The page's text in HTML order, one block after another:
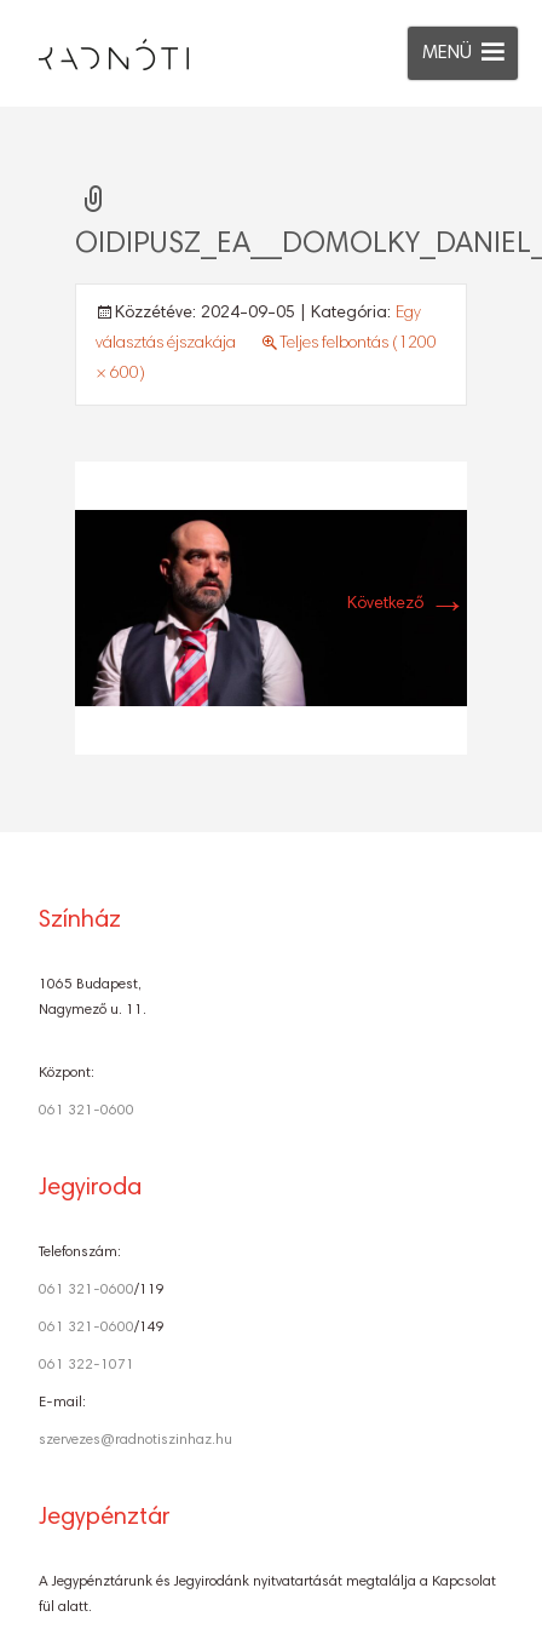
MENÜ
Közzétéve: 2024-09-05 | Kategória: Egy
választás éjszakája
Teljes felbontás (1200
× 600)
Következő →
Színház
1065 Budapest,
Nagymező u. 11.
Központ:
061 321-0600
Jegyiroda
Telefonszám:
061 321-0600/119
061 321-0600/149
061 322-1071
E-mail:
szervezes@radnotiszinhaz.hu
Jegypénztár
A Jegypénztárunk és Jegyirodánk nyitvatartását megtalálja a Kapcsolat
fül alatt.